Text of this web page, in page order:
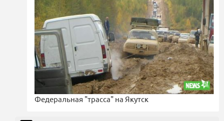
Федеральная "трасса" на Якутск